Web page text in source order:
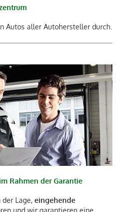
Autos aller Autohersteller durch.
Rahmen der Garantie
Lage, eingehende
und wir garantieren eine